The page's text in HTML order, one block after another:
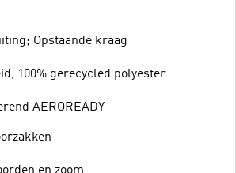
Opstaande kraag
100% gerecycled polyester
AEROREADY